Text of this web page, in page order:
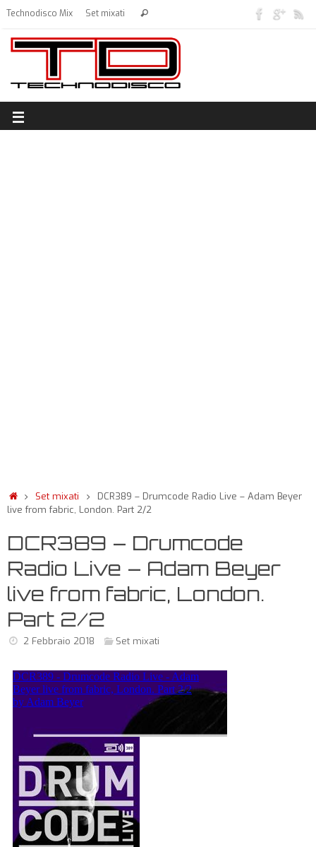
Technodisco Mix Set mixati
Set mixati
DCR389 – Drumcode Radio Live – Adam Beyer
live from fabric, London. Part 2/2
DCR389 – Drumcode
Radio Live – Adam Beyer
live from fabric, London.
Part 2/2
2 Febbraio 2018 Set mixati